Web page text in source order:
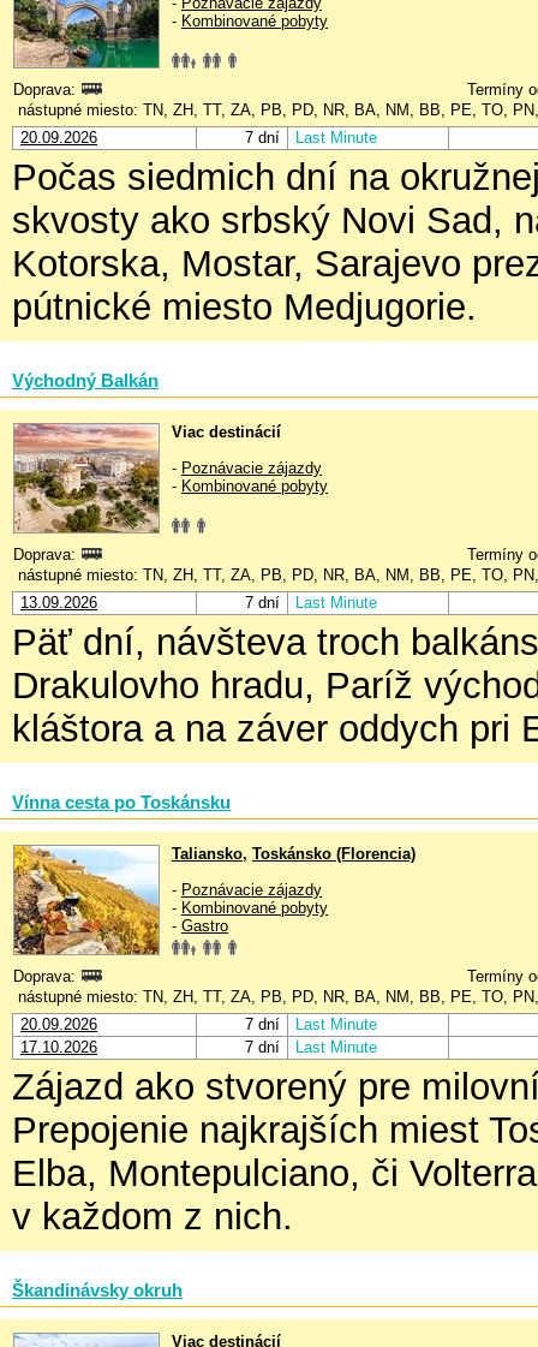
- Kombinované pobyty
Doprava:
Termíny
nástupné miesto: TN, ZH, TT, ZA, PB, PD, NR, BA, NM, BB, PE, TO,
20.09.2026
7 dní Last Minute
Počas siedmich dní na
skvosty ako srbský Novi Sad,
Kotorska, Mostar, Sarajevo
pútnické miesto Medjugorie.
Východný Balkán
Viac destinácií
- Poznávacie zájazdy
- Kombinované pobyty
Doprava:
Termíny
nástupné miesto: TN, ZH, TT, ZA, PB, PD, NR, BA, NM, BB, PE, TO,
13.09.2026
7 dní Last Minute
Päť dní, návšteva troch
Drakulovho hradu, Paríž
kláštora a na záver oddych pri
Vínna cesta po Toskánsku
Taliansko, Toskánsko (Florencia)
- Poznávacie zájazdy
- Kombinované pobyty
- Gastro
Doprava:
Termíny
nástupné miesto: TN, ZH, TT, ZA, PB, PD, NR, BA, NM, BB, PE, TO,
20.09.2026
7 dní
Last Minute
17.10.2026
7 dní Last Minute
Zájazd ako stvorený pre
Prepojenie najkrajších miest
Elba, Montepulciano, či
v každom z nich.
Škandinávsky okruh
Viac destinácií